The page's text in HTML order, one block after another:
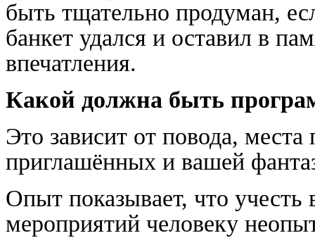
быть тщательно продуман,
банкет удался и оставил в
впечатления.
Какой должна быть
Это зависит от повода, места
приглашённых и вашей
Опыт показывает, что
мероприятий человеку